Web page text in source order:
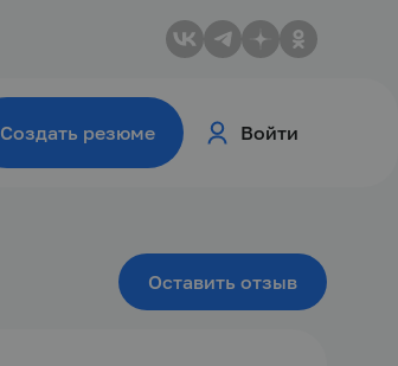
Создать резюме Войти
Оставить отзыв